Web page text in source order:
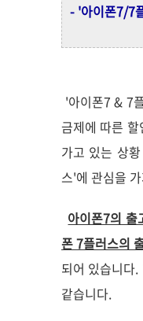
- '아이폰7/7
'아이폰7 & 7
금제에 따른
가고 있는 상
스'에 관심을
아이폰7의 출
폰 7플러스의
되어 있습니다.
같습니다.